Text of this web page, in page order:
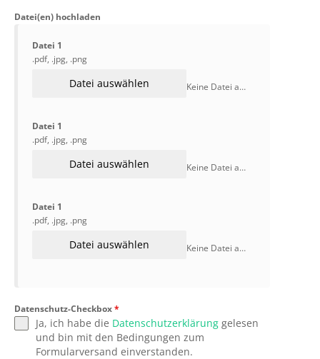
Datei(en) hochladen
Datei 1
.pdf, .jpg, .png
Datei auswählen Keine Datei ausgewählt
Datei 1
.pdf, .jpg, .png
Datei auswählen Keine Datei ausgewählt
Datei 1
.pdf, .jpg, .png
Datei auswählen Keine Datei ausgewählt
Datenschutz-Checkbox*
Ja, ich habe die Datenschutzerklärung gelesen
und bin mit den Bedingungen zum
Formularversand einverstanden.